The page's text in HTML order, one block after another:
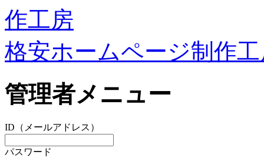
格安ホームページ制作
管理者メニュー
ID（メールアドレス）
パスワード